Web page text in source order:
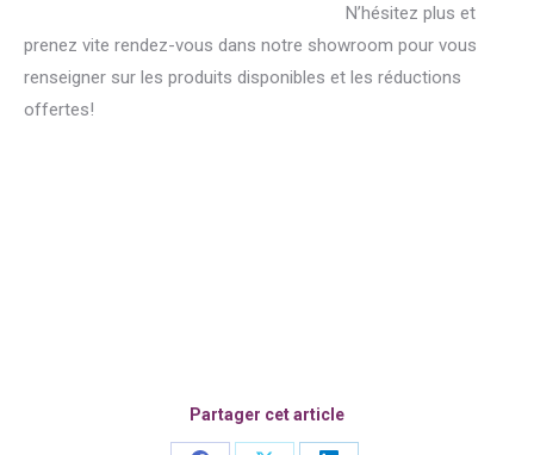
N’hésitez plus et
prenez vite rendez-vous dans notre showroom pour vous
renseigner sur les produits disponibles et les réductions
offertes!
Partager cet article